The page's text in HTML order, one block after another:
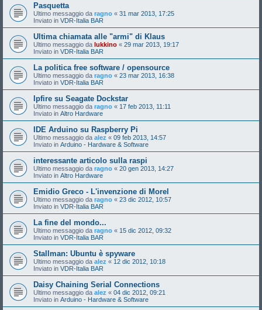
Pasquetta
Ultimo messaggio da ragno « 31 mar 2013, 17:25
Inviato in VDR-Italia BAR
Ultima chiamata alle "armi" di Klaus
Ultimo messaggio da lukkino « 29 mar 2013, 19:17
Inviato in VDR-Italia BAR
La politica free software / opensource
Ultimo messaggio da ragno « 23 mar 2013, 16:38
Inviato in VDR-Italia BAR
Ipfire su Seagate Dockstar
Ultimo messaggio da ragno « 17 feb 2013, 11:11
Inviato in Altro Hardware
IDE Arduino su Raspberry Pi
Ultimo messaggio da alez « 09 feb 2013, 14:57
Inviato in Arduino - Hardware & Software
interessante articolo sulla raspi
Ultimo messaggio da ragno « 20 gen 2013, 14:27
Inviato in Altro Hardware
Emidio Greco - L'invenzione di Morel
Ultimo messaggio da ragno « 23 dic 2012, 10:57
Inviato in VDR-Italia BAR
La fine del mondo...
Ultimo messaggio da ragno « 15 dic 2012, 09:32
Inviato in VDR-Italia BAR
Stallman: Ubuntu è spyware
Ultimo messaggio da alez « 12 dic 2012, 10:18
Inviato in VDR-Italia BAR
Daisy Chaining Serial Connections
Ultimo messaggio da alez « 04 dic 2012, 09:21
Inviato in Arduino - Hardware & Software